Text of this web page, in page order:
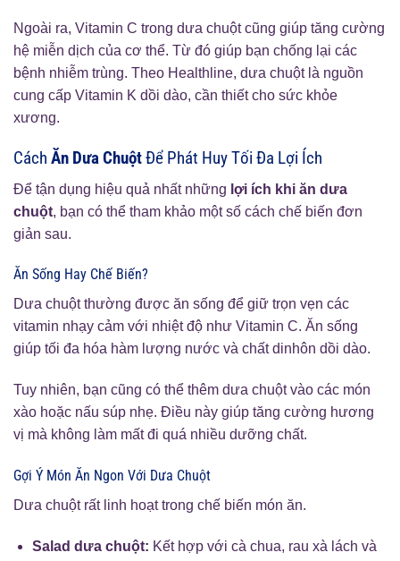
Ngoài ra, Vitamin C trong dưa chuột cũng giúp tăng cường
hệ miễn dịch của cơ thể. Từ đó giúp bạn chống lại các
bệnh nhiễm trùng. Theo Healthline, dưa chuột là nguồn
cung cấp Vitamin K dồi dào, cần thiết cho sức khỏe
xương.
Cách Ăn Dưa ChuộtĐể Phát Huy Tối Đa Lợi Ích
Để tận dụng hiệu quả nhất những lợi ích khi ăn dưa
chuột, bạn có thể tham khảo một số cách chế biến đơn
giản sau.
Ăn Sống Hay Chế Biến?
Dưa chuột thường được ăn sống để giữ trọn vẹn các
vitamin nhạy cảm với nhiệt độ như Vitamin C. Ăn sống
giúp tối đa hóa hàm lượng nước và chất dinhôn dồi dào.
Tuy nhiên, bạn cũng có thể thêm dưa chuột vào các món
xào hoặc nấu súp nhẹ. Điều này giúp tăng cường hương
vị mà không làm mất đi quá nhiều dưỡng chất.
Gợi Ý Món Ăn Ngon Với Dưa Chuột
Dưa chuột rất linh hoạt trong chế biến món ăn.
Salad dưa chuột: Kết hợp với cà chua, rau xà lách và